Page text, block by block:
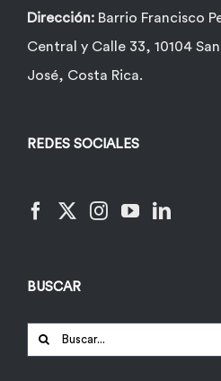
Dirección: Barrio Francisco
Central y Calle 33, 10104
José, Costa Rica.
REDES SOCIALES
BUSCAR
Buscar: